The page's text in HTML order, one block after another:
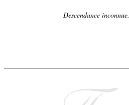
Descendance inconnue.